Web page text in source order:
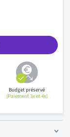
Budget préservé
(Paiement 3x et 4x)